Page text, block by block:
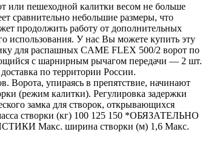
или пешеходной калитки весом не больше
сравнительно небольшие размеры, что
продолжить работу от дополнительных
использования. У нас Вы можете купить эту
для распашных CAME FLEX 500/2 ворот по
с шарнирным рычагом передачи — 2 шт.
по территории России.
упираясь в препятствие, начинают
(режим калитки). Регулировка задержки
замка для створок, открывающихся
створки (кг) 100 125 150 *ОБЯЗАТЕЛЬНО
Макс. ширина створки (м) 1,6 Макс.